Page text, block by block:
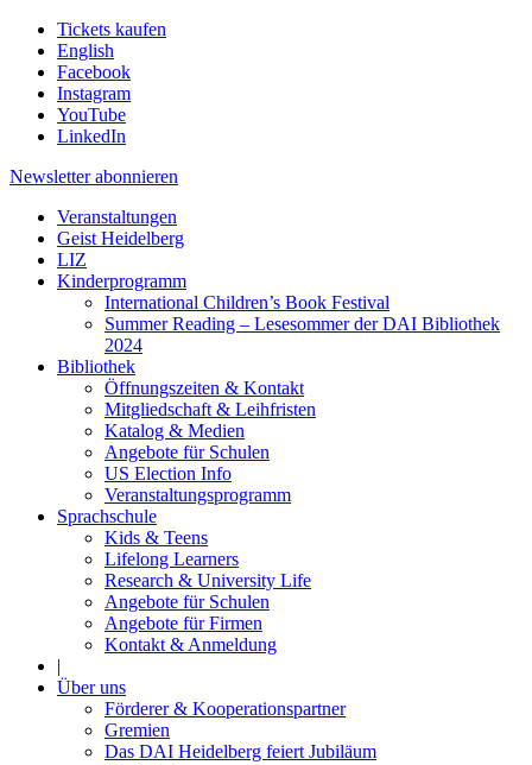
Tickets kaufen
English
Facebook
Instagram
YouTube
LinkedIn
Newsletter abonnieren
Veranstaltungen
Geist Heidelberg
LIZ
Kinderprogramm
International Children’s Book Festival
Summer Reading – Lesesommer der DAI Bibliothek
2024
Bibliothek
Öffnungszeiten & Kontakt
Mitgliedschaft & Leihfristen
Katalog & Medien
Angebote für Schulen
US Election Info
Veranstaltungsprogramm
Sprachschule
Kids & Teens
Lifelong Learners
Research & University Life
Angebote für Schulen
Angebote für Firmen
Kontakt & Anmeldung
|
Über uns
Förderer & Kooperationspartner
Gremien
Das DAI Heidelberg feiert Jubiläum